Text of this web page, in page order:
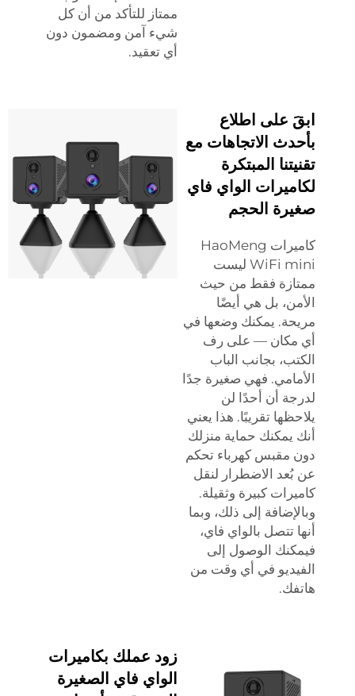
ممتاز للتأكد من أن كل
شيء آمن ومضمون دون
أي تعقيد.
ابقَ على اطلاع
بأحدث الاتجاهات مع
تقنيتنا المبتكرة
لكاميرات الواي فاي
صغيرة الحجم
كاميرات HaoMeng
WiFi mini ليست
ممتازة فقط من حيث
الأمن، بل هي أيضًا
مريحة. يمكنك وضعها في
أي مكان — على رف
الكتب، بجانب الباب
الأمامي. فهي صغيرة جدًا
لدرجة أن أحدًا لن
يلاحظها تقريبًا. هذا يعني
أنك يمكنك حماية منزلك
دون مقبس كهرباء تحكم
عن بُعد الاضطرار لنقل
كاميرات كبيرة وثقيلة.
وبالإضافة إلى ذلك، وبما
أنها تتصل بالواي فاي،
فيمكنك الوصول إلى
الفيديو في أي وقت من
هاتفك.
زود عملك بكاميرات
الواي فاي الصغيرة